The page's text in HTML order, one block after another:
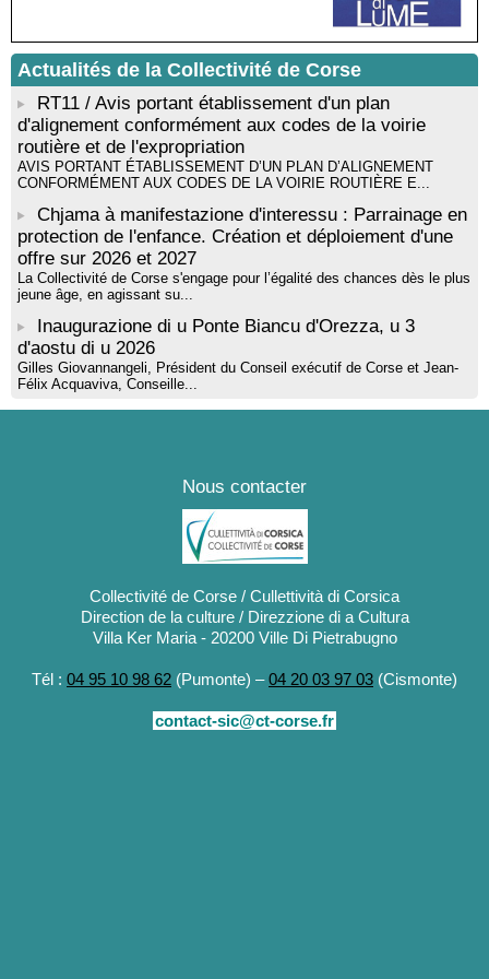
musicienne pédagogue : Ateliers d’expression sonore, vocale,
rythmique et corporelle - Mediateca territuriale di Santa Lucia di
Tallà
! Événement reporté ! Cycle de conférences peinture animé
par Alexandre Dominati - Mediateca territuriale di Santa Lucia di
Tallà
Actualités de la Collectivité de Corse
RT11 / Avis portant établissement d'un plan
d'alignement conformément aux codes de la voirie
routière et de l'expropriation
AVIS PORTANT ÉTABLISSEMENT D’UN PLAN D’ALIGNEMENT
CONFORMÉMENT AUX CODES DE LA VOIRIE ROUTIÈRE E...
Chjama à manifestazione d'interessu : Parrainage en
protection de l'enfance. Création et déploiement d'une
offre sur 2026 et 2027
La Collectivité de Corse s'engage pour l’égalité des chances dès le plus
jeune âge, en agissant su...
Inaugurazione di u Ponte Biancu d'Orezza, u 3
d'aostu di u 2026
Gilles Giovannangeli, Président du Conseil exécutif de Corse et Jean-
Félix Acquaviva, Conseille...
Nous contacter
Collectivité de Corse / Cullettività di Corsica
Direction de la culture / Direzzione di a Cultura
Villa Ker Maria - 20200 Ville Di Pietrabugno
Tél : 04 95 10 98 62 (Pumonte) –04 20 03 97 03 (Cismonte)
contact-sic@ct-corse.fr